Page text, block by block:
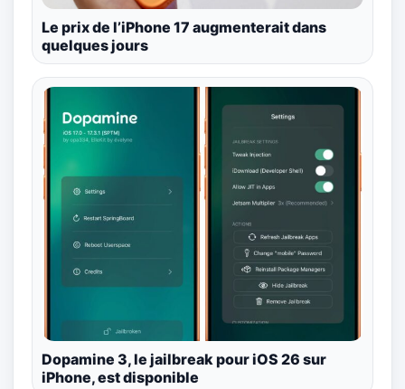
Le prix de l’iPhone 17 augmenterait dans
quelques jours
Dopamine 3, le jailbreak pour iOS 26 sur
iPhone, est disponible